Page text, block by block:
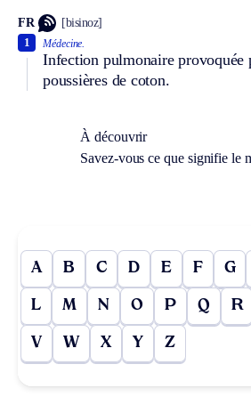
FR [bisinoz]
Médecine.
Infection pulmonaire provoquée
poussières de coton.
1
À découvrir
Savez-vous ce que signifie le
A B C D E F G
L M N O P Q R
V W X Y Z